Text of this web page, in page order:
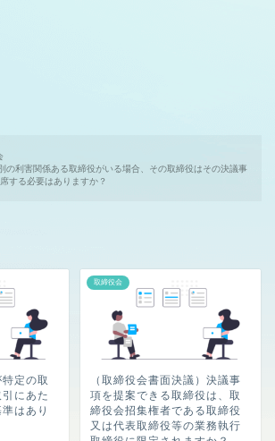
の利害関係ある取締役がいる場合、その取締役はその決議事
する必要はありますか？
定の取
にあた
はあり
取締役会
（取締役会書面決議）決議事
項を提案できる取締役は、取
締役会招集権者である取締役
又は代表取締役等の業務執行